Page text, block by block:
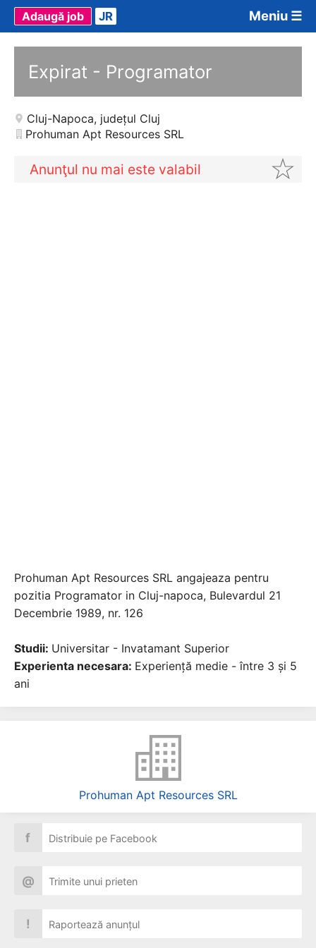
Meniu ☰
Adaugă job JR
Expirat - Programator
Cluj-Napoca, județul Cluj
Prohuman Apt Resources SRL
Anunţul nu mai este valabil
Prohuman Apt Resources SRL angajeaza pentru
pozitia Programator in Cluj-napoca, Bulevardul 21
Decembrie 1989, nr. 126
Studii: Universitar - Invatamant Superior
Experienta necesara: Experiență medie - între 3 și 5
ani
Prohuman Apt Resources SRL
f Distribuie pe Facebook
@ Trimite unui prieten
! Raportează anunțul